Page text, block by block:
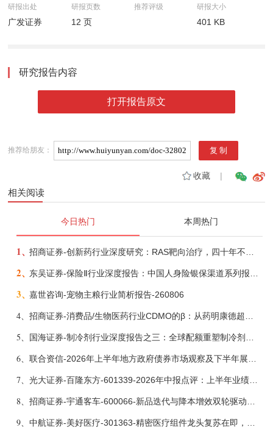
研报出处
广发证券
研报页数
12 页
推荐评级 研报大小
401 KB
研究报告内容
打开报告原文
推荐给朋友：
收藏|
相关阅读
今日热门 本周热门
1、
2、
3、嘉世咨询-宠物主粮行业简析报告-260806
4、
5、
6、
7、 光大证券-百隆东方-601339-2026年中报点评：上半年业绩表现高增，国内外产能均有亮眼表现-260807
8、
9、